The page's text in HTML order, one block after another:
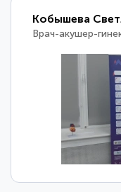
Кобышева
Врач-акушер-